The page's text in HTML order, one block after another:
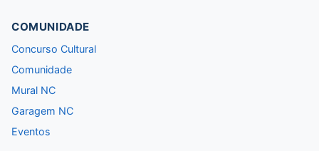
COMUNIDADE
Concurso Cultural
Comunidade
Mural NC
Garagem NC
Eventos